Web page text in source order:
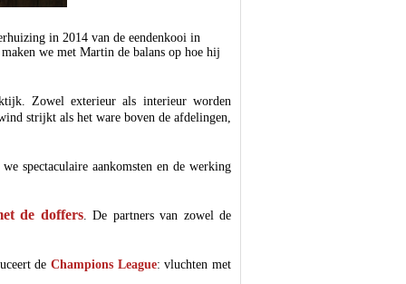
in 2014 van de eendenkooi in
we met Martin de balans op hoe hij
Zowel exterieur als interieur worden
strijkt als het ware boven de afdelingen,
spectaculaire aankomsten en de werking
de doffers. De partners van zowel de
deChampions League: vluchten met